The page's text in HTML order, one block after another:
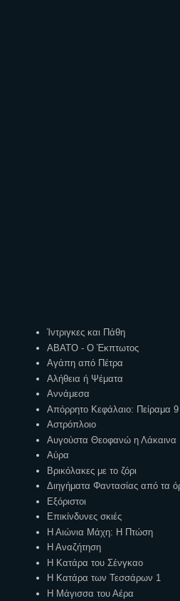
Ίντριγκες και Πάθη
ΑΒΑΤΟ - Ο Έκπτωτος
Αγάπη από Πέτρα
Αλήθεια ή Ψέματα
Αννάμεσα
Απόρρητο Κεφάλαιο: Πείραμα 9
Αστρόπλοιο
Αυγούστα Θεοφανώ η Λάκαινα
Αύρα
Βρικόλακες με το ζόρι
Διηγήματα Φαντασίας από τα
Εξόριστοι
Επικίνδυνες σκιές
Η Αιώνια Μάχη: Η Πτώση
Η Αναζήτηση
Η Κατάρα του Σένγκαο
Η Κατάρα των Τεσσάρων 1
Η Μάγισσα του Αέρα